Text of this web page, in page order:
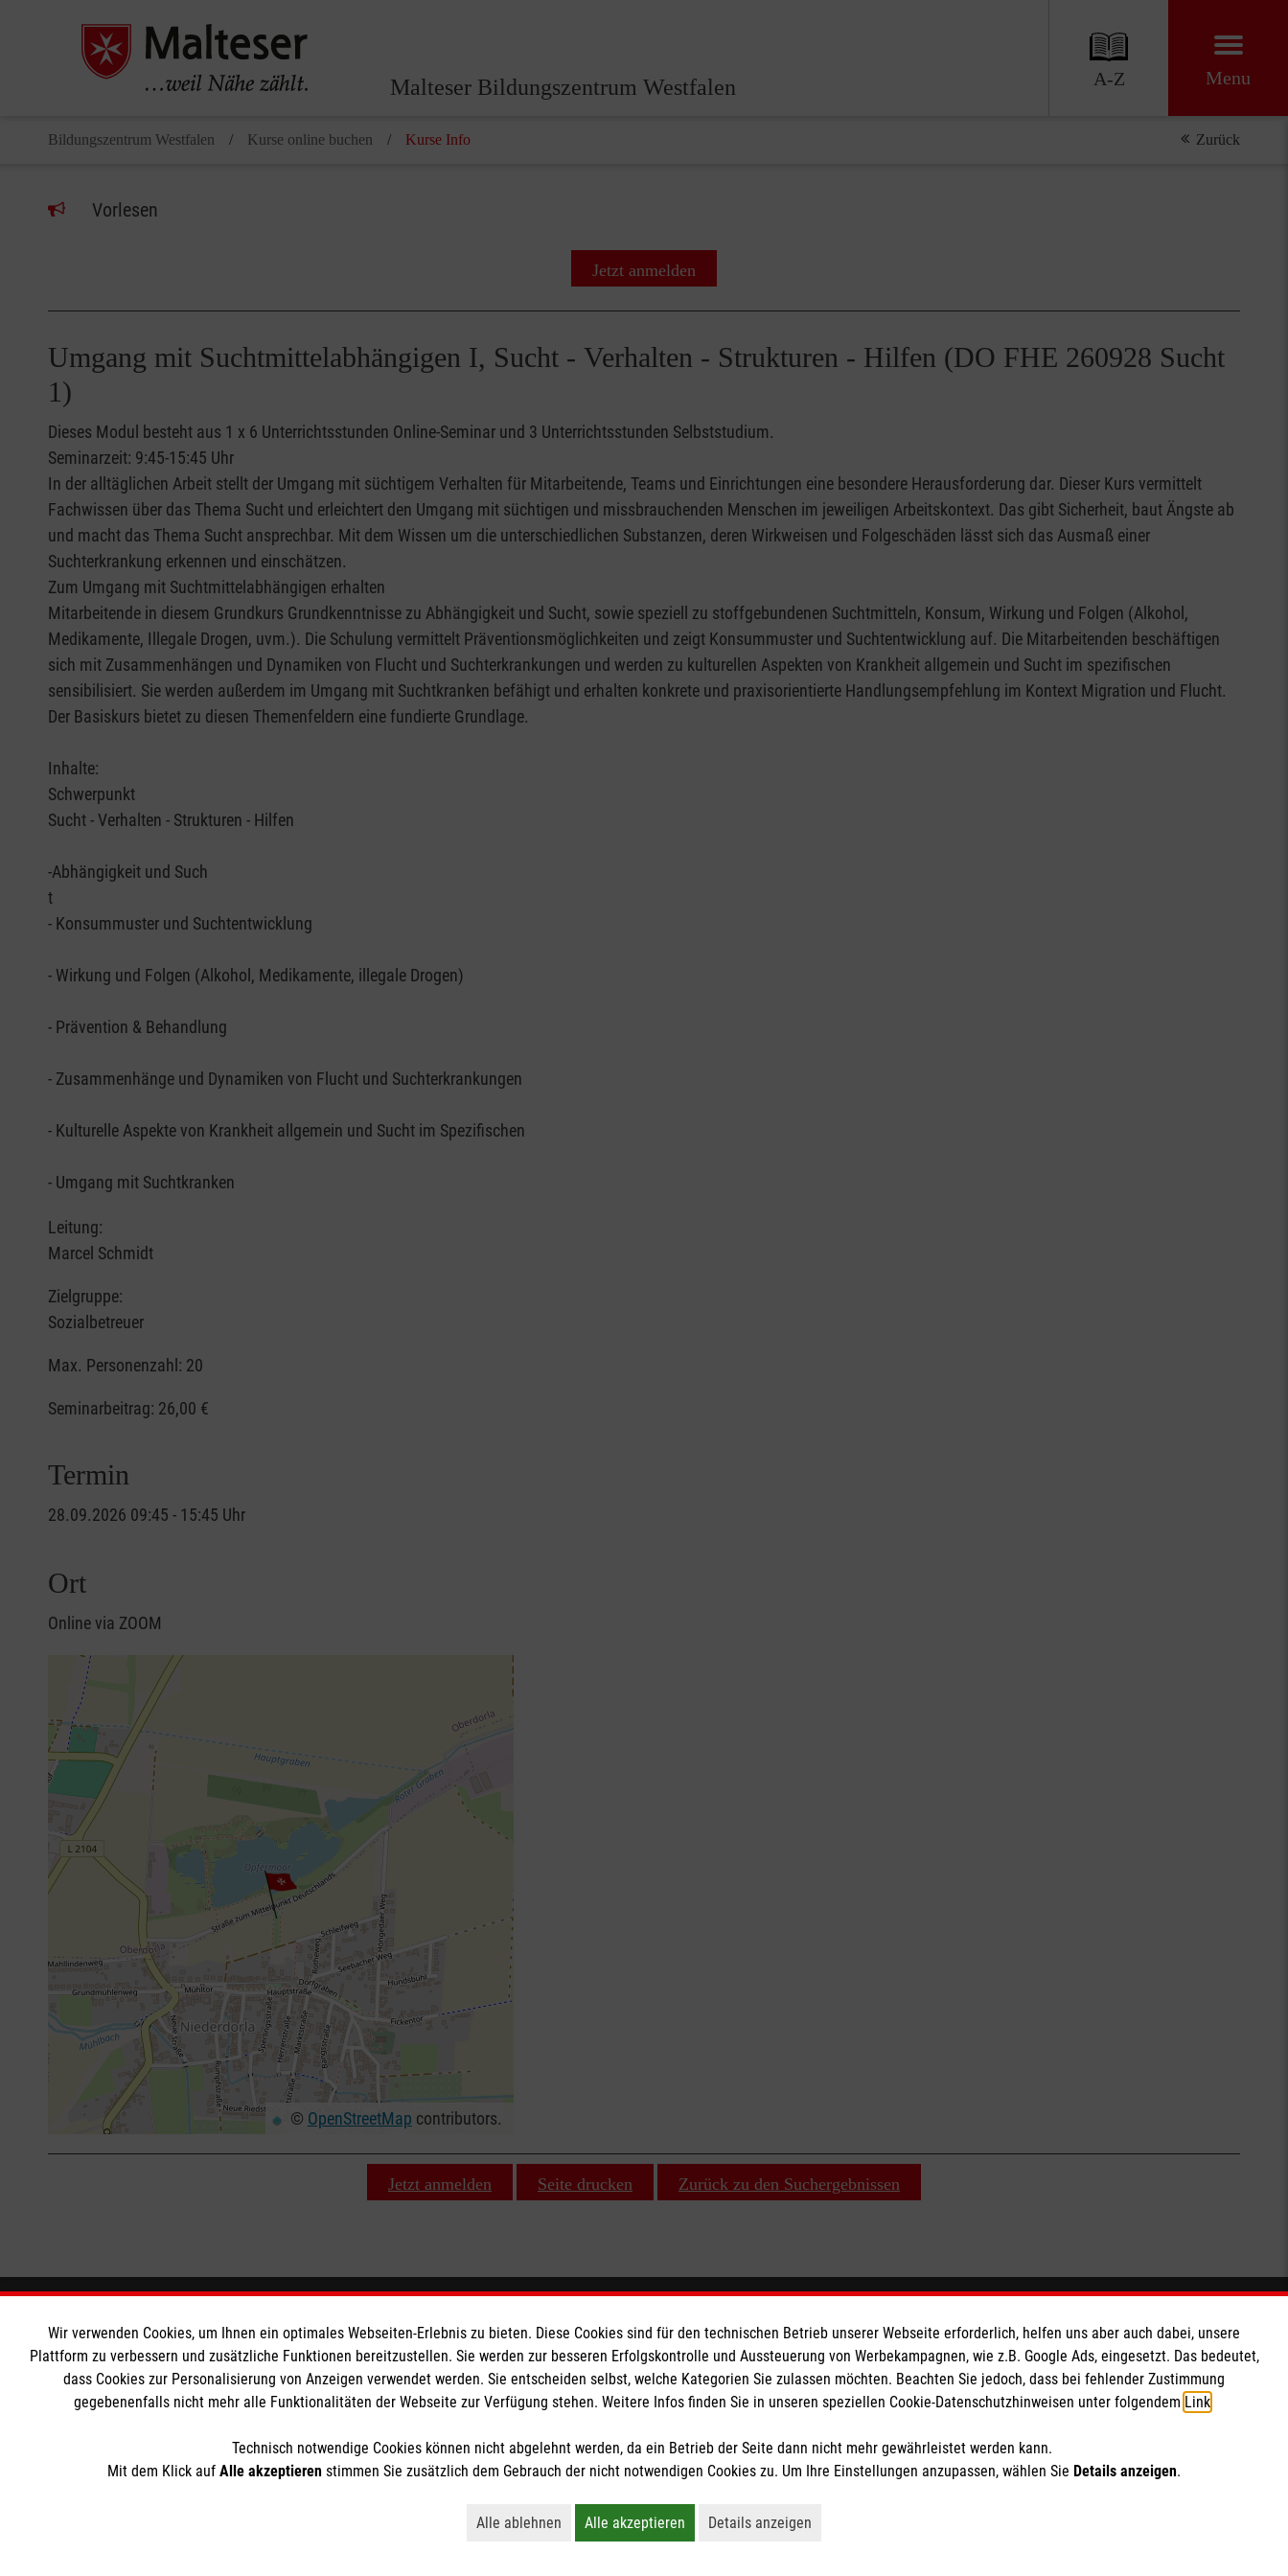
Malteser Bildungszentrum Westfalen A-Z Menu
Bildungszentrum Westfalen Kurse online buchen Kurse Info Zurück
Vorlesen
Jetzt anmelden
Umgang mit Suchtmittelabhängigen I, Sucht - Verhalten - Strukturen - Hilfen (DO FHE 260928 Sucht
1)
Dieses Modul besteht aus 1 x 6 Unterrichtsstunden Online-Seminar und 3 Unterrichtsstunden Selbststudium.
Seminarzeit: 9:45-15:45 Uhr
In der alltäglichen Arbeit stellt der Umgang mit süchtigem Verhalten für Mitarbeitende, Teams und Einrichtungen eine besondere Herausforderung dar. Dieser Kurs vermittelt
Fachwissen über das Thema Sucht und erleichtert den Umgang mit süchtigen und missbrauchenden Menschen im jeweiligen Arbeitskontext. Das gibt Sicherheit, baut Ängste ab
und macht das Thema Sucht ansprechbar. Mit dem Wissen um die unterschiedlichen Substanzen, deren Wirkweisen und Folgeschäden lässt sich das Ausmaß einer
Suchterkrankung erkennen und einschätzen.
Zum Umgang mit Suchtmittelabhängigen erhalten
Mitarbeitende in diesem Grundkurs Grundkenntnisse zu Abhängigkeit und Sucht, sowie speziell zu stoffgebundenen Suchtmitteln, Konsum, Wirkung und Folgen (Alkohol,
Medikamente, Illegale Drogen, uvm.). Die Schulung vermittelt Präventionsmöglichkeiten und zeigt Konsummuster und Suchtentwicklung auf. Die Mitarbeitenden beschäftigen
sich mit Zusammenhängen und Dynamiken von Flucht und Suchterkrankungen und werden zu kulturellen Aspekten von Krankheit allgemein und Sucht im spezifischen
sensibilisiert. Sie werden außerdem im Umgang mit Suchtkranken befähigt und erhalten konkrete und praxisorientierte Handlungsempfehlung im Kontext Migration und Flucht.
Der Basiskurs bietet zu diesen Themenfeldern eine fundierte Grundlage.
Inhalte:
Schwerpunkt
Sucht - Verhalten - Strukturen - Hilfen
-Abhängigkeit und Such
t
- Konsummuster und Suchtentwicklung
- Wirkung und Folgen (Alkohol, Medikamente, illegale Drogen)
- Prävention & Behandlung
- Zusammenhänge und Dynamiken von Flucht und Suchterkrankungen
- Kulturelle Aspekte von Krankheit allgemein und Sucht im Spezifischen
- Umgang mit Suchtkranken
Leitung:
Marcel Schmidt
Zielgruppe:
Sozialbetreuer
Max. Personenzahl: 20
Seminarbeitrag: 26,00 €
Termin
28.09.2026 09:45 - 15:45 Uhr
Ort
Online via ZOOM
© OpenStreetMap contributors.
Jetzt anmelden Seite drucken Zurück zu den Suchergebnissen
Wir Malteser
Unsere Kurse
Das MBZ Westfalen
Informationen
Downloads
Kontakt
Datenschutz
Malteser online
Malteserorden
Malteser Jugend
Soziale Netzwerke
Der Malteser Hilfsdienst e.V. ist als eingetragene gemeinnützige Organisation von der Körperschaft- und Gewerbesteuer befreit.
Wir verwenden Cookies, um Ihnen ein optimales Webseiten-Erlebnis zu bieten. Diese Cookies sind für den technischen Betrieb unserer Webseite erforderlich, helfen uns aber auch dabei, unsere
Plattform zu verbessern und zusätzliche Funktionen bereitzustellen. Sie werden zur besseren Erfolgskontrolle und Aussteuerung von Werbekampagnen, wie z.B. Google Ads, eingesetzt. Das bedeutet,
dass Cookies zur Personalisierung von Anzeigen verwendet werden. Sie entscheiden selbst, welche Kategorien Sie zulassen möchten. Beachten Sie jedoch, dass bei fehlender Zustimmung
gegebenenfalls nicht mehr alle Funktionalitäten der Webseite zur Verfügung stehen. Weitere Infos finden Sie in unseren speziellen Cookie-Datenschutzhinweisen unter folgendem Link
Technisch notwendige Cookies können nicht abgelehnt werden, da ein Betrieb der Seite dann nicht mehr gewährleistet werden kann.
Mit dem Klick auf Alle akzeptieren stimmen Sie zusätzlich dem Gebrauch der nicht notwendigen Cookies zu. Um Ihre Einstellungen anzupassen, wählen Sie Details anzeigen.
Alle ablehnen
Lehnt alle nicht-essentiellen Cookies ab
Alle akzeptieren
Akzeptiert alle Cookies einschließlich Marketing und Analyse
Details anzeigen